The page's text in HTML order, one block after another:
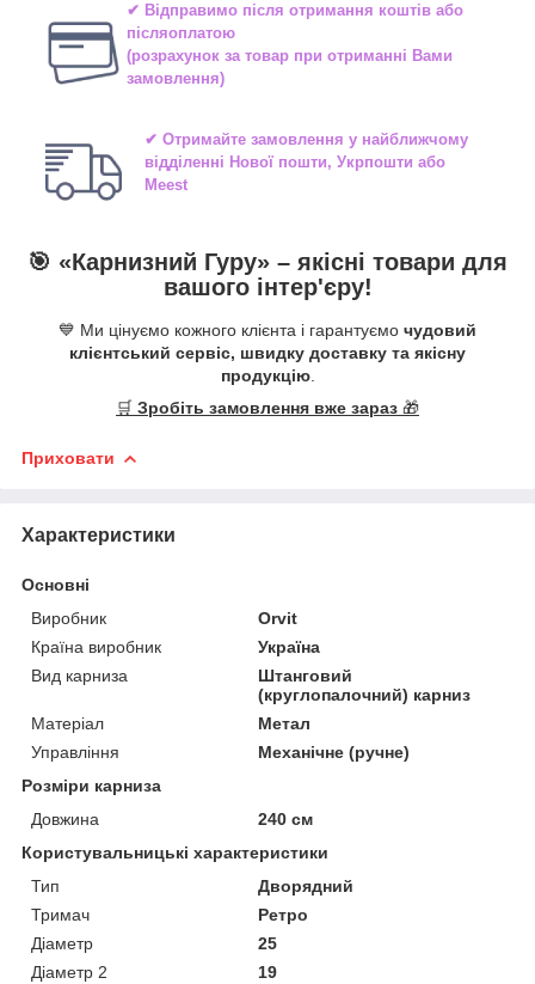
✔ Відправимо після отримання коштів або
післяоплатою
(розрахунок за товар при отриманні Вами
замовлення)
✔ Отримайте замовлення у найближчому
відділенні Нової пошти, Укрпошти або
Meest
🎯 «Карнизний Гуру» – якісні товари для
вашого інтер'єру!
💙 Ми цінуємо кожного клієнта і гарантуємо чудовий
клієнтський сервіс, швидку доставку та якісну
продукцію.
🛒 Зробіть замовлення вже зараз 🎁
Приховати
Характеристики
Основні
Виробник
Orvit
Країна виробник
Україна
Вид карниза
Штанговий
(круглопалочний) карниз
Матеріал
Метал
Управління
Механічне (ручне)
Розміри карниза
Довжина
240 см
Користувальницькі характеристики
Тип
Дворядний
Тримач
Ретро
Діаметр
25
Діаметр 2
19